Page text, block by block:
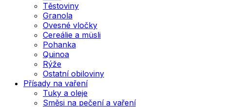
Těstoviny
Granola
Ovesné vločky
Cereálie a müsli
Pohanka
Quinoa
Rýže
Ostatní obiloviny
Přísady na vaření
Tuky a oleje
Směsi na pečení a vaření